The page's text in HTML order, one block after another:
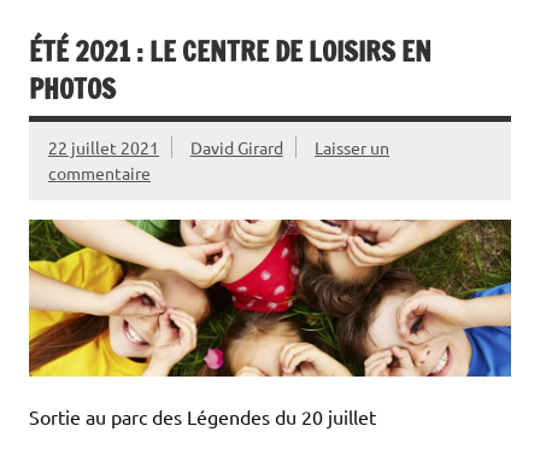
ÉTÉ 2021 : LE CENTRE DE LOISIRS EN
PHOTOS
22 juillet 2021 David Girard
Laisser un
commentaire
Sortie au parc des Légendes du 20 juillet